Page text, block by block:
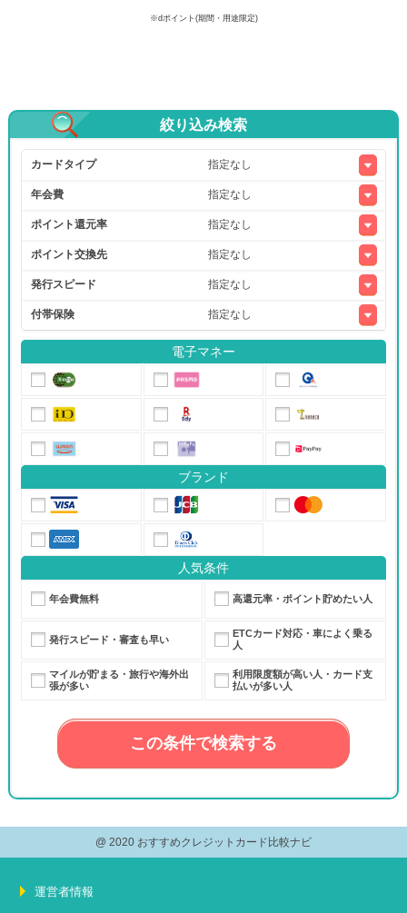
※dポイント(期間・用途限定)
絞り込み検索
カードタイプ
年会費
ポイント還元率
ポイント交換先
発行スピード
付帯保険
電子マネー
ブランド
人気条件
年会費無料 高還元率・ポイント貯めたい人
発行スピード・審査も早い
ETCカード対応・車によく乗る
人
マイルが貯まる・旅行や海外出
張が多い
利用限度額が高い人・カード支
払いが多い人
@ 2020 おすすめクレジットカード比較ナビ
運営者情報